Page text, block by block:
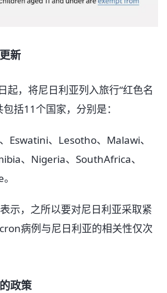
新
起，将尼日利亚列入旅行“红色名
括11个国家，分别是：
Eswatini、Lesotho、Malawi、
、Nigeria、SouthAfrica、
示，之所以要对尼日利亚采取紧
病例与尼日利亚的相关性仅次
政策